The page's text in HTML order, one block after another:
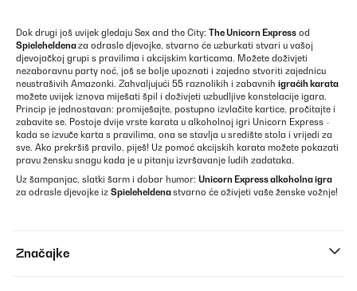
Dok drugi još uvijek gledaju Sex and the City: The Unicorn Express od
Spieleheldenaza odrasle djevojke, stvarno će uzburkati stvari u vašoj
djevojačkoj grupi s pravilima i akcijskim karticama. Možete doživjeti
nezaboravnu party noć, još se bolje upoznati i zajedno stvoriti zajednicu
neustrašivih Amazonki. Zahvaljujući 55 raznolikih i zabavnih igraćih karata
možete uvijek iznova miješati špil i doživjeti uzbudljive konstelacije igara.
Princip je jednostavan: promiješajte, postupno izvlačite kartice, pročitajte i
zabavite se. Postoje dvije vrste karata u alkoholnoj igri Unicorn Express -
kada se izvuče karta s pravilima, ona se stavlja u središte stola i vrijedi za
sve. Ako prekršiš pravilo, piješ! Uz pomoć akcijskih karata možete pokazati
pravu žensku snagu kada je u pitanju izvršavanje ludih zadataka.
Uz šampanjac, slatki šarm i dobar humor: Unicorn Express alkoholna igra
za odrasle djevojke iz Spieleheldenastvarno će oživjeti vaše ženske vožnje!
Značajke